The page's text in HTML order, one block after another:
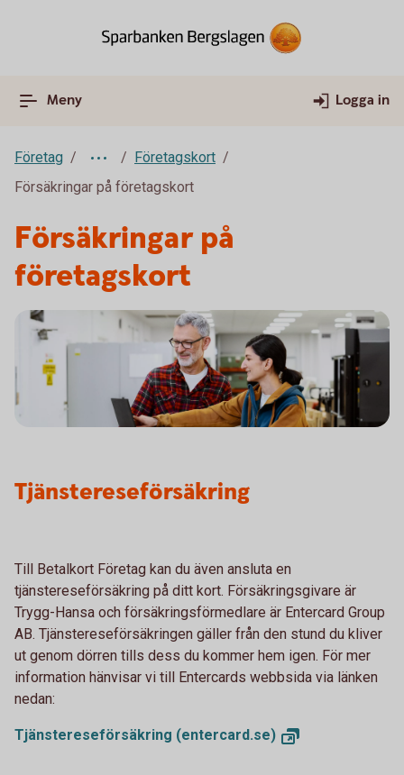
Meny Logga in
Företag
Företagskort
Försäkringar på företagskort
Försäkringar på
företagskort
Tjänstereseförsäkring
Till Betalkort Företag kan du även ansluta en
tjänstereseförsäkring på ditt kort. Försäkringsgivare är
Trygg-Hansa och försäkringsförmedlare är Entercard Group
AB. Tjänstereseförsäkringen gäller från den stund du kliver
ut genom dörren tills dess du kommer hem igen. För mer
information hänvisar vi till Entercards webbsida via länken
nedan:
Tjänstereseförsäkring (entercard.se)